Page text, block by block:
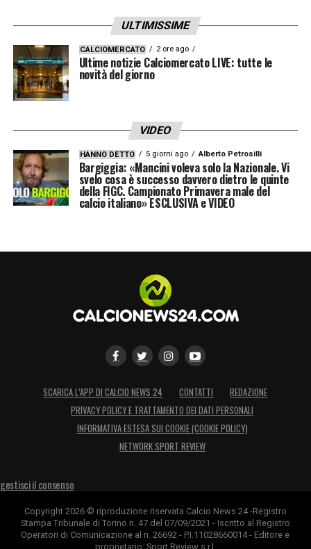
stadi. Siamo convinti si debba farlo
promuovendo specifici progetti educativi
diffusi in scuole e società sportive di ogni
livello, e attuando nello stesso tempo le più
virtuose procedure di prevenzione e
repressione del razzismo all’interno di tutti i
luoghi deputati allo “sport giocato” ».
LA PLAYLIST DELLE NOSTRE TOP NEWS
ULTIMISSIME
CALCIOMERCATO 2 ore ago
Ultime notizie Calciomercato LIVE: tutte le
novità del giorno
VIDEO
HANNO DETTO 5 giorni ago Alberto Petrosilli
Bargiggia: «Mancini voleva solo la Nazionale. Vi
svelo cosa è successo davvero dietro le quinte
della FIGC. Campionato Primavera male del
calcio italiano» ESCLUSIVA e VIDEO
SCARICA L’APP DI CALCIO NEWS 24 CONTATTI
REDAZIONE
PRIVACY POLICY E TRATTAMENTO DEI DATI PERSONALI
INFORMATIVA ESTESA SUI COOKIE (COOKIE POLICY)
NETWORK SPORT REVIEW
gestisci il consenso
Copyright 2026 © riproduzione riservata Calcio News 24 -Registro
Stampa Tribunale di Torino n. 47 del 07/09/2021 - Iscritto al Registro
Operatori di Comunicazione al n. 26692 - P.I.11028660014 - Editore e
proprietario: Sport Review s.r.l.